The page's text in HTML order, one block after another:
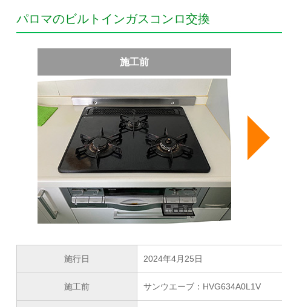
パロマのビルトインガスコンロ交換
施工前
施行日 2024年4月25日
施工前 サンウエーブ：HVG634A0L1V